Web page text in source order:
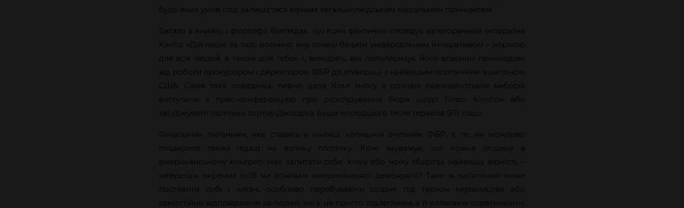
будь-яких умов слід залишатися вірним загальнолюдським моральним принципам.
Багато в книжці і філософії. Виглядає, що Комі фактично сповідує категоричний імператив
Канта: «Дій лише за тією нормою, яку хочеш бачити універсальним імперативом – нормою
для всіх людей, а також для тебе». І, виходить, він популяризує його власним прикладом:
від роботи прокурором і директором ФБР до співпраці з найвищим політичним ешелоном
США. Саме така поведінка, певно, дала Комі змогу в розпалі президентських виборів
виступити з прес-конференцією про розслідування бюра щодо Гіларі Клінтон або
засуджувати політики тортур Джорджа Буша-молодшого після терактів 9/11 тощо.
Фінальним питанням, яке ставить у книжці колишній очільник ФБР, є те, чи можливо
поширити такий підхід на велику політику. Комі зауважує, що кожна людина в
американському конґресі має запитати себе: кому або чому зберігає найвищу вірність –
інтересам окремих осіб чи основам американської демократії? Таке ж запитання може
поставити собі і читач, особливо перебуваючи щодня під тиском керівництва або
самостійно відповідаючи за людей, які є не просто підлеглими, а й колеґами-соратниками.